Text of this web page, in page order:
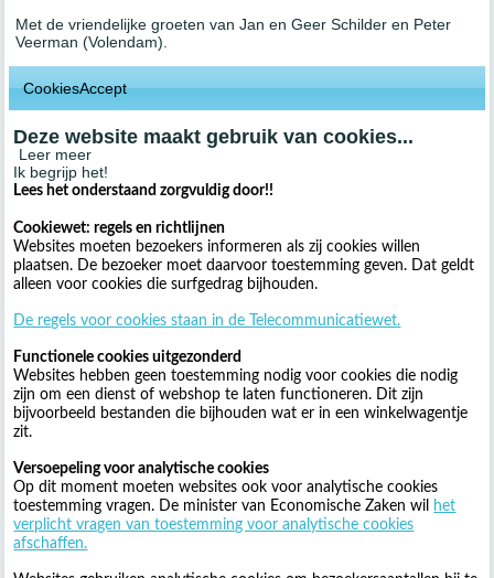
Met de vriendelijke groeten van Jan en Geer Schilder en Peter
Veerman (Volendam).
CookiesAccept
Deze website maakt gebruik van cookies...
Leer meer
Ik begrijp het!
Lees het onderstaand zorgvuldig door!!
Cookiewet: regels en richtlijnen
Websites moeten bezoekers informeren als zij cookies willen
plaatsen. De bezoeker moet daarvoor toestemming geven. Dat geldt
alleen voor cookies die surfgedrag bijhouden.
De regels voor cookies staan in de Telecommunicatiewet.
Functionele cookies uitgezonderd
Websites hebben geen toestemming nodig voor cookies die nodig
zijn om een dienst of webshop te laten functioneren. Dit zijn
bijvoorbeeld bestanden die bijhouden wat er in een winkelwagentje
zit.
Versoepeling voor analytische cookies
Op dit moment moeten websites ook voor analytische cookies
toestemming vragen. De minister van Economische Zaken wil
het
verplicht vragen van toestemming voor analytische cookies
afschaffen.